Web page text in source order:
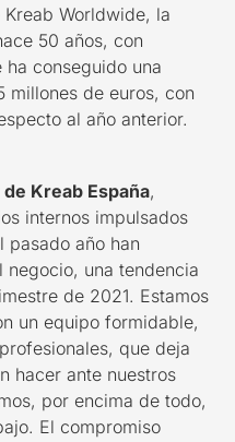
Kreab Worldwide, la
50 años, con
conseguido una
de euros, con
al año anterior.
de Kreab España,
internos impulsados
pasado año han
una tendencia
de 2021. Estamos
un equipo formidable,
que deja
hacer ante nuestros
por encima de todo,
El compromiso